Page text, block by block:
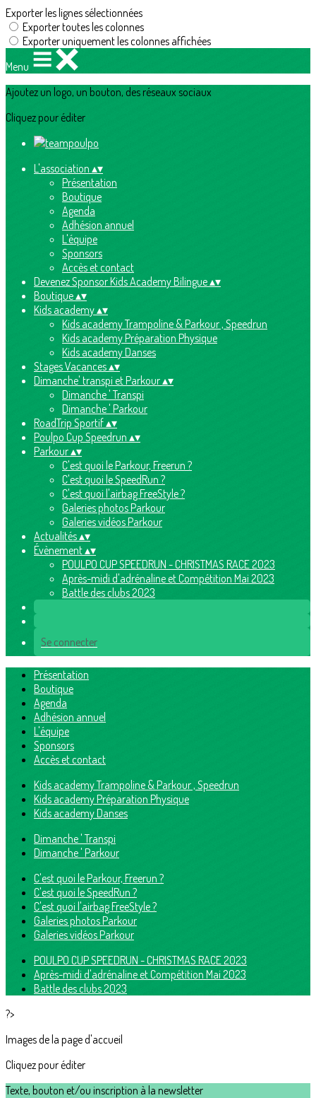
Exporter les lignes sélectionnées
Exporter toutes les colonnes
Exporter uniquement les colonnes affichées
Menu
Ajoutez un logo, un bouton, des réseaux sociaux
Cliquez pour éditer
L'association ▴▾
Présentation
Boutique
Agenda
Adhésion annuel
L'équipe
Sponsors
Accès et contact
Devenez Sponsor Kids Academy Bilingue▴▾
Boutique▴▾
Kids academy▴▾
Kids academy Trampoline & Parkour , Speedrun
Kids academy Préparation Physique
Kids academy Danses
Stages Vacances▴▾
Dimanche' transpi et Parkour▴▾
Dimanche ' Transpi
Dimanche ' Parkour
RoadTrip Sportif▴▾
Poulpo Cup Speedrun ▴▾
Parkour▴▾
C'est quoi le Parkour, Freerun ?
C'est quoi le SpeedRun ?
C'est quoi l'airbag FreeStyle ?
Galeries photos Parkour
Galeries vidéos Parkour
Actualités▴▾
Évènement▴▾
POULPO CUP SPEEDRUN - CHRISTMAS RACE 2023
Après-midi d'adrénaline et Compétition Mai 2023
Battle des clubs 2023
Se connecter
Présentation
Boutique
Agenda
Adhésion annuel
L'équipe
Sponsors
Accès et contact
Kids academy Trampoline & Parkour , Speedrun
Kids academy Préparation Physique
Kids academy Danses
Dimanche ' Transpi
Dimanche ' Parkour
C'est quoi le Parkour, Freerun ?
C'est quoi le SpeedRun ?
C'est quoi l'airbag FreeStyle ?
Galeries photos Parkour
Galeries vidéos Parkour
POULPO CUP SPEEDRUN - CHRISTMAS RACE 2023
Après-midi d'adrénaline et Compétition Mai 2023
Battle des clubs 2023
?>
Images de la page d'accueil
Cliquez pour éditer
Texte, bouton et/ou inscription à la newsletter